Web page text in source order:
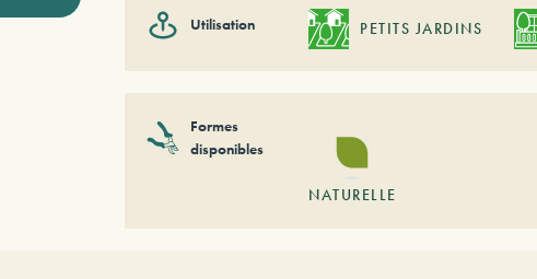
Utilisation PETITS JARDINS
Formes
disponibles
NATURELLE